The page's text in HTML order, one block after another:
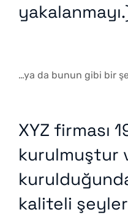
…ya da bunun gibi bir
XYZ firması
kurulmuştur
kaliteli